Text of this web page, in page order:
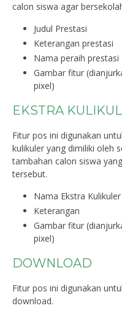
calon siswa agar
Judul Prestasi
Keterangan prestasi
Nama peraih prestasi
Gambar fitur
pixel)
EKSTRA
Fitur pos ini digunakan
kulikuler yang dimiliki oleh
tambahan calon siswa
tersebut.
Nama Ekstra Kulikuler
Keterangan
Gambar fitur
pixel)
DOWNLOAD
Fitur pos ini digunakan
download.